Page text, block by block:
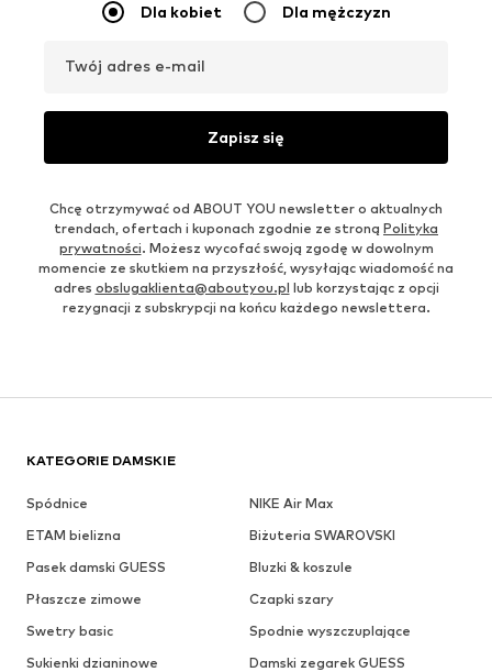
Dla kobiet Dla mężczyzn
Twój adres e-mail
Zapisz się
Chcę otrzymywać od ABOUT YOU newsletter o aktualnych
trendach, ofertach i kuponach zgodnie ze stroną Polityka
prywatności. Możesz wycofać swoją zgodę w dowolnym
momencie ze skutkiem na przyszłość, wysyłając wiadomość na
adres obslugaklienta@aboutyou.pl lub korzystając z opcji
rezygnacji z subskrypcji na końcu każdego newslettera.
KATEGORIE DAMSKIE
Spódnice
NIKE Air Max
ETAM bielizna
Biżuteria SWAROVSKI
Pasek damski GUESS
Bluzki & koszule
Płaszcze zimowe
Czapki szary
Swetry basic
Spodnie wyszczuplające
Sukienki dzianinowe
Damski zegarek GUESS